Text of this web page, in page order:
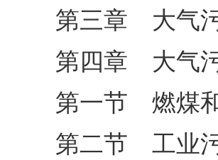
第三章 大气
第四章 大气
第一节 燃煤
第二节 工业